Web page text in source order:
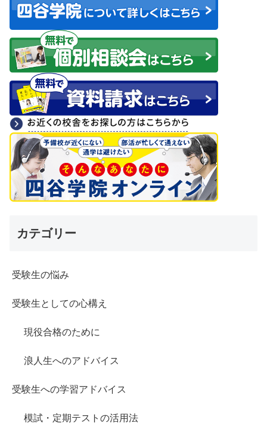
カテゴリー
受験生の悩み
受験生としての心構え
現役合格のために
浪人生へのアドバイス
受験生への学習アドバイス
模試・定期テストの活用法